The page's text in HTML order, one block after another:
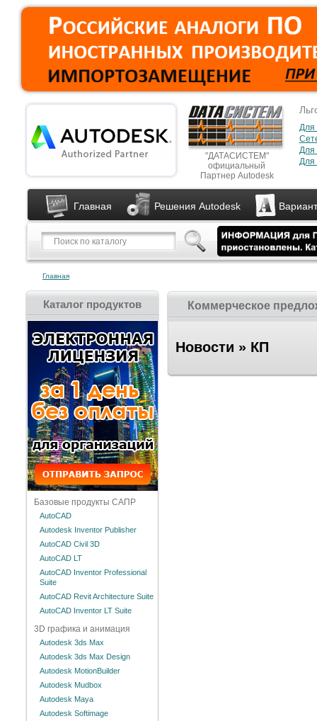
"ДАТАСИСТЕМ"
официальный
Партнер Autodesk
Для
Для
Для
Главная Решения Autodesk
Главная
Каталог продуктов
Базовые продукты САПР
AutoCAD
Autodesk Inventor Publisher
AutoCAD Civil 3D
AutoCAD LT
AutoCAD Inventor Professional
Suite
AutoCAD Revit Architecture Suite
AutoCAD Inventor LT Suite
3D графика и анимация
Autodesk 3ds Max
Autodesk 3ds Max Design
Autodesk MotionBuilder
Autodesk Mudbox
Autodesk Maya
Autodesk Softimage
Коммерческое
Новости » КП